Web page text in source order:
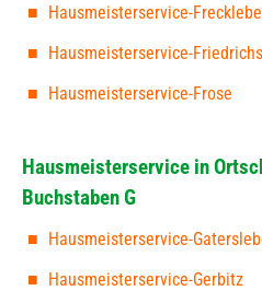
Hausmeisterservice-
Hausmeisterservice-
Hausmeisterservice-Frose
Hausmeisterservice in
Buchstaben G
Hausmeisterservice-
Hausmeisterservice-Gerbitz